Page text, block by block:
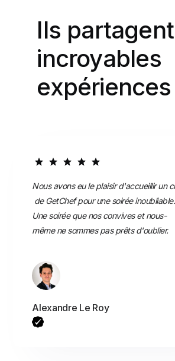
Ils
incroyables
expériences
Nous avons eu le plaisir d'accueillir un
de GetChef pour une soirée inoubliable.
Une soirée que nos convives et nous-
même ne sommes pas prêts d'oublier.
Alexandre Le Roy